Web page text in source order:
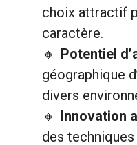
choix attractif
caractère.
Potentiel
géographique
divers
Innovation
des